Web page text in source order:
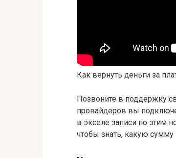
Как вернуть деньги за
Позвоните в поддержку
провайдеров вы
в экселе записи по этим
чтобы знать, какую